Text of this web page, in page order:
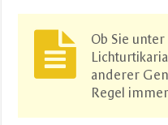
Ob Sie
anderer
Regel